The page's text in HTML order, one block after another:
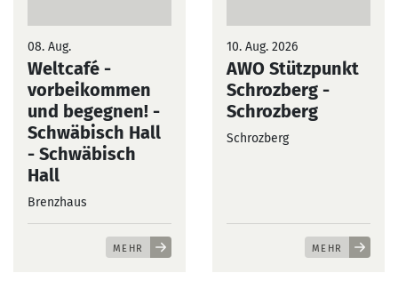
08. Aug.
Weltcafé -
vorbeikommen
und begegnen! -
Schwäbisch Hall
- Schwäbisch
Hall
Brenzhaus
MEHR
10. Aug. 2026
AWO Stützpunkt
Schrozberg -
Schrozberg
Schrozberg
MEHR